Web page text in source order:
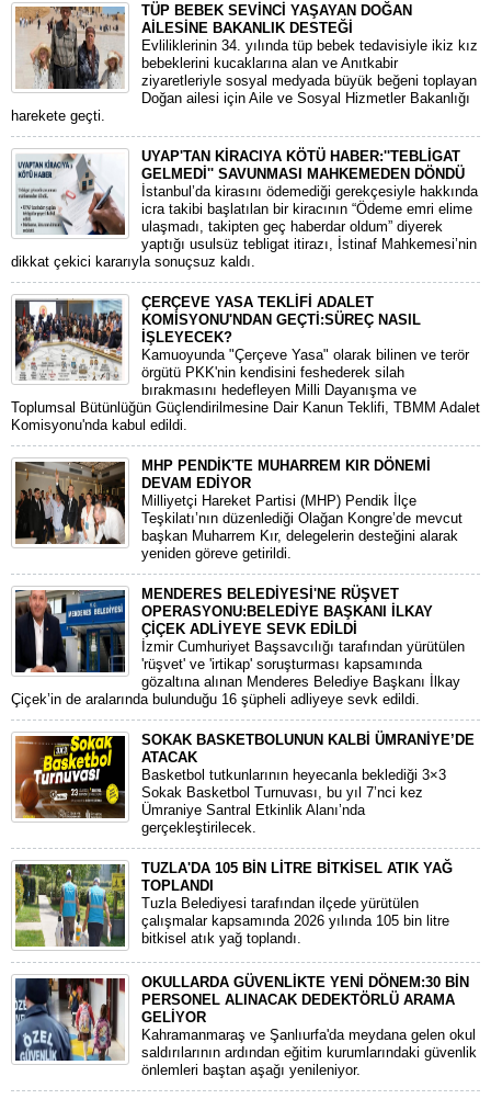
TÜP BEBEK SEVİNCİ YAŞAYAN DOĞAN
AİLESİNE BAKANLIK DESTEĞİ
​Evliliklerinin 34. yılında tüp bebek tedavisiyle ikiz kız
bebeklerini kucaklarına alan ve Anıtkabir
ziyaretleriyle sosyal medyada büyük beğeni toplayan
Doğan ailesi için Aile ve Sosyal Hizmetler Bakanlığı
harekete geçti.
UYAP'TAN KİRACIYA KÖTÜ HABER:''TEBLİGAT
GELMEDİ'' SAVUNMASI MAHKEMEDEN DÖNDÜ
​İstanbul’da kirasını ödemediği gerekçesiyle hakkında
icra takibi başlatılan bir kiracının “Ödeme emri elime
ulaşmadı, takipten geç haberdar oldum” diyerek
yaptığı usulsüz tebligat itirazı, İstinaf Mahkemesi’nin
dikkat çekici kararıyla sonuçsuz kaldı.
ÇERÇEVE YASA TEKLİFİ ADALET
KOMİSYONU'NDAN GEÇTİ:SÜREÇ NASIL
İŞLEYECEK?
​Kamuoyunda "Çerçeve Yasa" olarak bilinen ve terör
örgütü PKK'nin kendisini feshederek silah
bırakmasını hedefleyen Milli Dayanışma ve
Toplumsal Bütünlüğün Güçlendirilmesine Dair Kanun Teklifi, TBMM Adalet
Komisyonu'nda kabul edildi.
MHP PENDİK'TE MUHARREM KIR DÖNEMİ
DEVAM EDİYOR
​Milliyetçi Hareket Partisi (MHP) Pendik İlçe
Teşkilatı’nın düzenlediği Olağan Kongre’de mevcut
başkan Muharrem Kır, delegelerin desteğini alarak
yeniden göreve getirildi.
MENDERES BELEDİYESİ'NE RÜŞVET
OPERASYONU:BELEDİYE BAŞKANI İLKAY
ÇİÇEK ADLİYEYE SEVK EDİLDİ
​İzmir Cumhuriyet Başsavcılığı tarafından yürütülen
'rüşvet' ve 'irtikap' soruşturması kapsamında
gözaltına alınan Menderes Belediye Başkanı İlkay
Çiçek’in de aralarında bulunduğu 16 şüpheli adliyeye sevk edildi.
SOKAK BASKETBOLUNUN KALBİ ÜMRANİYE’DE
ATACAK
Basketbol tutkunlarının heyecanla beklediği 3×3
Sokak Basketbol Turnuvası, bu yıl 7’nci kez
Ümraniye Santral Etkinlik Alanı’nda
gerçekleştirilecek.
TUZLA'DA 105 BİN LİTRE BİTKİSEL ATIK YAĞ
TOPLANDI
Tuzla Belediyesi tarafından ilçede yürütülen
çalışmalar kapsamında 2026 yılında 105 bin litre
bitkisel atık yağ toplandı.
OKULLARDA GÜVENLİKTE YENİ DÖNEM:30 BİN
PERSONEL ALINACAK DEDEKTÖRLÜ ARAMA
GELİYOR
​Kahramanmaraş ve Şanlıurfa'da meydana gelen okul
saldırılarının ardından eğitim kurumlarındaki güvenlik
önlemleri baştan aşağı yenileniyor.